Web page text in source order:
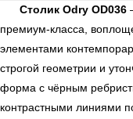
Столик Odry OD036
премиум-класса,
элементами
строгой геометрии и
форма с чёрным
контрастными линиями